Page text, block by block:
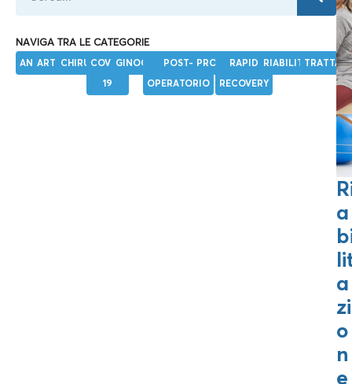
NAVIGA TRA LE CATEGORIE
ANCAARTROSICHIRURGIA
COVID-
19
GINOCCHIOPOST-
OPERATORIO
PROTESIRAPID
RECOVERY
RIABILITAZIONE
a
a
zi
o
n
e